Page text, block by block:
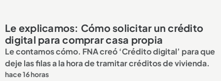
Le explicamos: Cómo solicitar un crédito
digital para comprar casa propia
Le contamos cómo. FNA creó ‘Crédito digital’ para que
deje las filas a la hora de tramitar créditos de vivienda.
hace 16 horas